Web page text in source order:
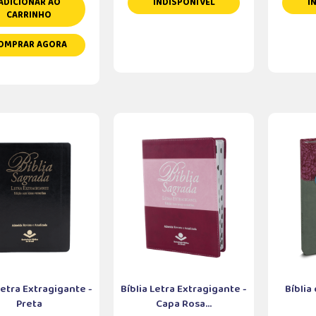
CARRINHO
AGORA
Extragigante -
Preta
Bíblia Letra Extragigante -
Capa Rosa...
Bíblia